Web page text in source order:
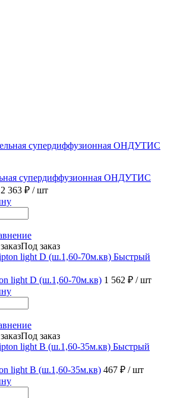
супердиффузионная ОНДУТИС
2 363 ₽ / шт
Под заказ
Быстрый
light D (ш.1,60-70м.кв) 1 562 ₽ / шт
Под заказ
Быстрый
light B (ш.1,60-35м.кв) 467 ₽ / шт